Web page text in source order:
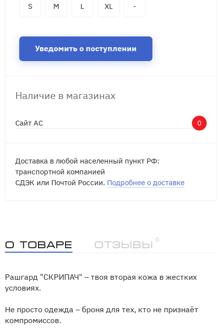
S M L XL -
Уведомить о поступлении
Наличие в магазинах
Сайт АС 0
Доставка в любой населенный пункт РФ:
транспортной компанией
СДЭК или Почтой России. Подробнее о доставке
О товаре Отзывы
0
Рашгард "СКРИПАЧ" – твоя вторая кожа в жестких
условиях.
Не просто одежда – броня для тех, кто не признаёт
компромиссов.